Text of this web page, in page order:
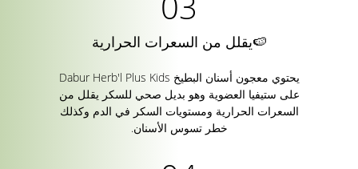
🍉يقلل من السعرات الحرارية
يحتوي معجون أسنان البطيخ Dabur Herb'l Plus Kids
على ستيفيا العضوية وهو بديل صحي للسكر يقلل من
السعرات الحرارية ومستويات السكر في الدم وكذلك
خطر تسوس الأسنان.